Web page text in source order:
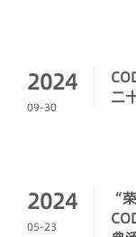
2024
09-30
二
2024
05-23
“